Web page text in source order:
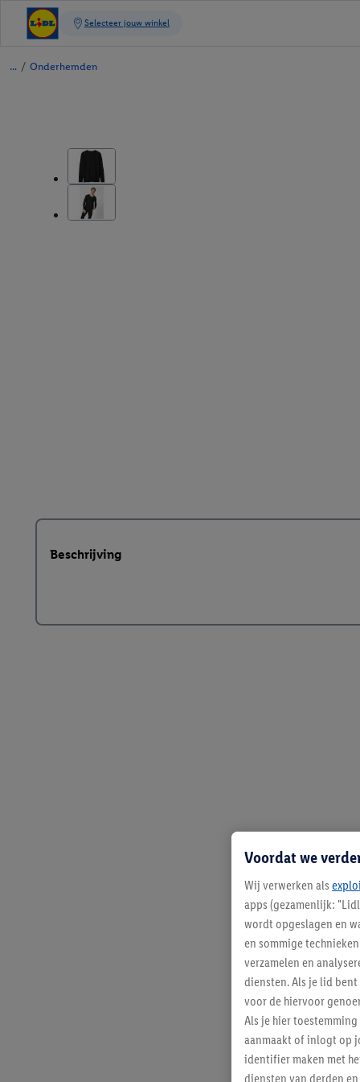
/ Onderhemden
Beschrijving
Voordat we
Wij verwerken als
apps (gezamenlijk:
wordt opgeslagen en
en sommige
verzamelen en
diensten. Als je lid
voor de hiervoor
Als je hier
aanmaakt of inlogt op
identifier maken met
diensten van derden